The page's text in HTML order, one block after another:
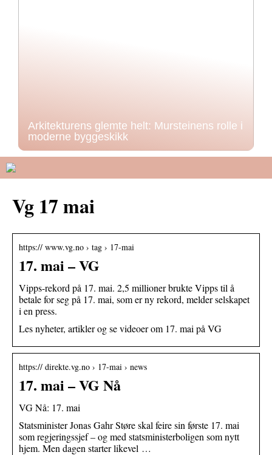
Arkitekturens glemte helt: Mursteinens rolle i
moderne byggeskikk
Vg 17 mai
https:// www.vg.no › tag › 17-mai
17. mai – VG
Vipps-rekord på 17. mai. 2,5 millioner brukte Vipps til å
betale for seg på 17. mai, som er ny rekord, melder selskapet
i en press.
Les nyheter, artikler og se videoer om 17. mai på VG
https:// direkte.vg.no › 17-mai › news
17. mai – VG Nå
VG Nå: 17. mai
Statsminister Jonas Gahr Støre skal feire sin første 17. mai
som regjeringssjef – og med statsministerboligen som nytt
hjem. Men dagen starter likevel …